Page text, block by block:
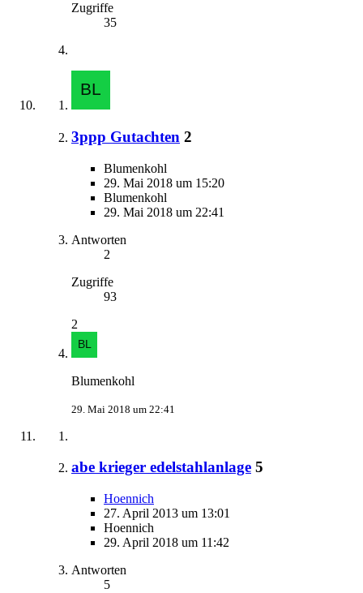
Zugriffe
35
3ppp Gutachten 2
Blumenkohl
29. Mai 2018 um 15:20
Blumenkohl
29. Mai 2018 um 22:41
Antworten
2
Zugriffe
93
2
Blumenkohl
29. Mai 2018 um 22:41
abe krieger edelstahlanlage 5
Hoennich
27. April 2013 um 13:01
Hoennich
29. April 2018 um 11:42
Antworten
5